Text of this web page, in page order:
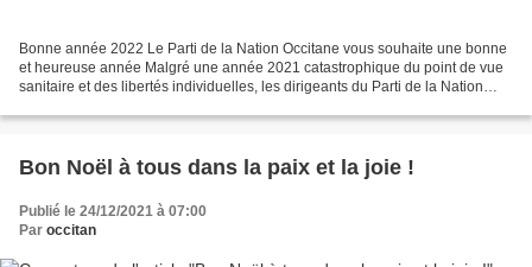
Bonne année 2022 Le Parti de la Nation Occitane vous souhaite une bonne
et heureuse année Malgré une année 2021 catastrophique du point de vue
sanitaire et des libertés individuelles, les dirigeants du Parti de la Nation
Bon Noël à tous dans la paix et la joie !
Publié le 24/12/2021 à 07:00
Par occitan